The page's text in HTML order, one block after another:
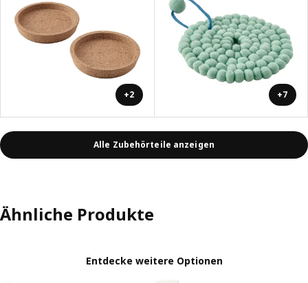
+2 +7
Alle Zubehörteile anzeigen
Ähnliche Produkte
Entdecke weitere Optionen